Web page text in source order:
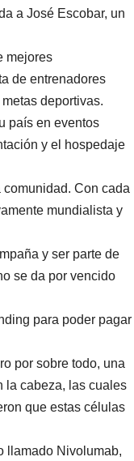
a José Escobar, un
mejores
de entrenadores
deportivas.
país en eventos
y el hospedaje
Con cada
mundialista y
y ser parte de
se da por vencido
para poder pagar
por sobre todo, una
la cabeza, las cuales
que estas células
llamado Nivolumab,